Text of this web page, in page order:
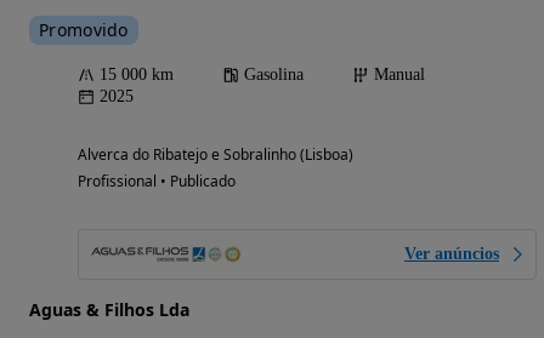
Promovido
15 000 km Gasolina
Manual
2025
Alverca do Ribatejo e Sobralinho (Lisboa)
Profissional • Publicado
Ver anúncios
Aguas & Filhos Lda